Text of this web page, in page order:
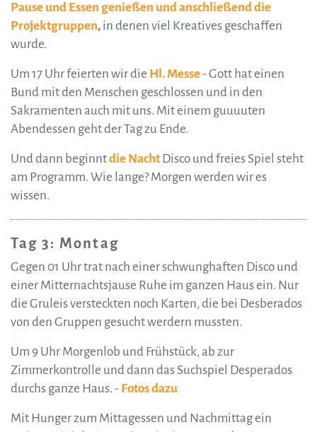
Pause und Essen genießen und anschließend die
Projektgruppen, in denen viel Kreatives geschaffen
wurde.
Um 17 Uhr feierten wir die Hl. Messe- Gott hat einen
Bund mit den Menschen geschlossen und in den
Sakramenten auch mit uns. Mit einem guuuuten
Abendessen geht der Tag zu Ende.
Und dann beginntdie NachtDisco und freies Spiel steht
am Programm. Wie lange? Morgen werden wir es
wissen.
Tag 3: Montag
Gegen 01 Uhr trat nach einer schwunghaften Disco und
einer Mitternachtsjause Ruhe im ganzen Haus ein. Nur
die Gruleis versteckten noch Karten, die bei Desberados
von den Gruppen gesucht werdern mussten.
Um 9 Uhr Morgenlob und Frühstück, ab zur
Zimmerkontrolle und dann das Suchspiel Desperados
durchs ganze Haus. - Fotos dazu
Mit Hunger zum Mittagessen und Nachmittag ein